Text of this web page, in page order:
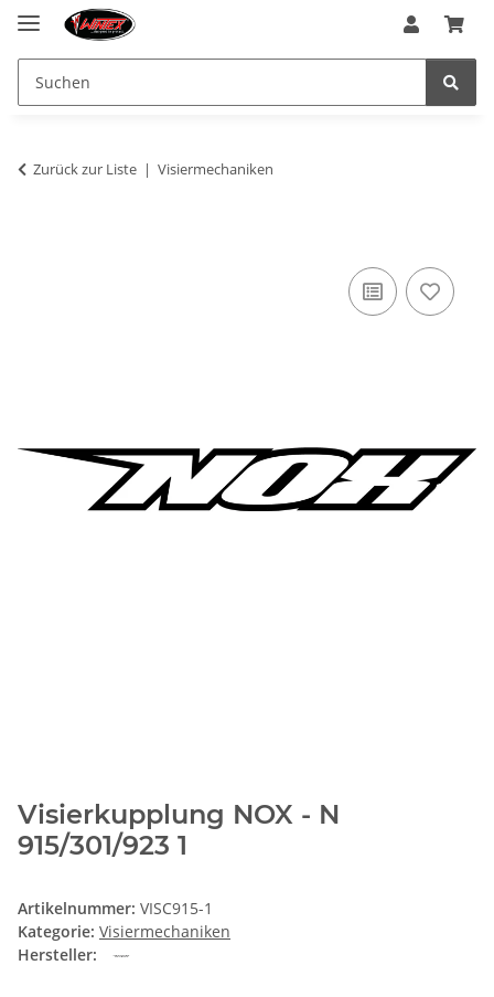
Zurück zur Liste Visiermechaniken
Visierkupplung NOX - N
915/301/923 1
Artikelnummer: VISC915-1
Kategorie: Visiermechaniken
Hersteller: